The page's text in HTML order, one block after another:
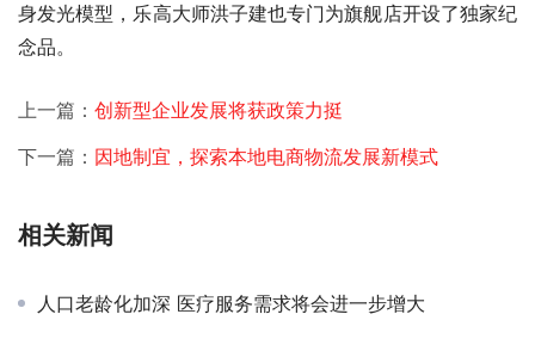
身发光模型，乐高大师洪子建也专门为旗舰店开设了独家纪
念品。
上一篇： 创新型企业发展将获政策力挺
下一篇： 因地制宜，探索本地电商物流发展新模式
相关新闻
人口老龄化加深 医疗服务需求将会进一步增大